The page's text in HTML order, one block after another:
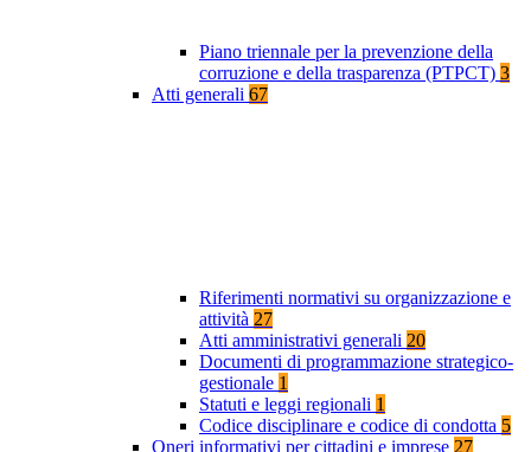
Piano triennale per la prevenzione della
corruzione e della trasparenza (PTPCT) 3
Atti generali 67
Riferimenti normativi su organizzazione e
attività 27
Atti amministrativi generali 20
Documenti di programmazione strategico-
gestionale 1
Statuti e leggi regionali 1
Codice disciplinare e codice di condotta 5
Oneri informativi per cittadini e imprese 27